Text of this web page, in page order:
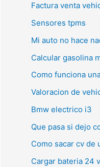
Factura venta
Sensores tpms
Mi auto no hace
Calcular gasolina
Como funciona
Valoracion de
Bmw electrico i3
Que pasa si dejo
Como sacar cv de
Cargar bateria 24